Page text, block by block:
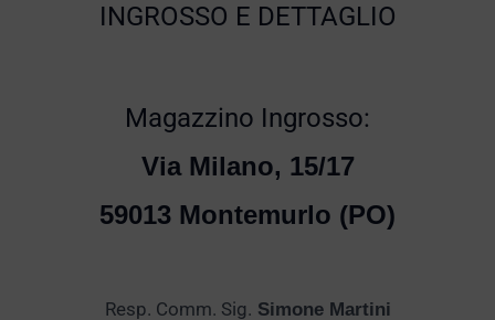
INGROSSO E DETTAGLIO
Magazzino Ingrosso:
Via Milano, 15/17
59013 Montemurlo (PO)
Resp. Comm. Sig. Simone Martini